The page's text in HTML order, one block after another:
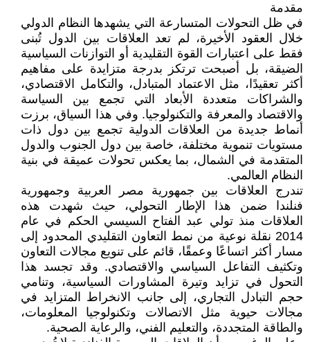
مقدمة
في ظل التحولات المتسارعة التي يشهدها النظام الدولي
خلال العقود الأخيرة، لم تعد العلاقات بين الدول تُبنى
فقط على اعتبارات القوة التقليدية أو التوازنات السياسية
الضيقة، بل أصبحت ترتكز بدرجة متزايدة على مفاهيم
أكثر تعقيدًا، مثل الاعتماد المتبادل، والتكامل الاقتصادي،
والشراكات متعددة الأبعاد التي تجمع بين السياسة
والاقتصاد والمعرفة والتكنولوجيا. وفي هذا السياق، برزت
أنماط جديدة من العلاقات الدولية تجمع بين دول ذات
مستويات تنموية مختلفة، خاصة بين دول الجنوب والدول
المتقدمة في الشمال، بما يعكس تحولات عميقة في بنية
النظام العالمي.
تندرج العلاقات بين جمهورية مصر العربية وجمهورية
فنلندا ضمن هذا الإطار التحولي، حيث شهدت هذه
العلاقات منذ تولي عبد الفتاح السيسي الحكم في عام
2014 نقلة نوعية من نمط التعاون التقليدي المحدود إلى
مسار أكثر اتساعًا وعمقًا، قائم على تنويع مجالات التعاون
وتكثيف التفاعل السياسي والاقتصادي. وقد تجسد هذا
التحول في تزايد وتيرة المشاورات السياسية، وتنامي
حجم التبادل التجاري، إلى جانب الانخراط المتزايد في
مجالات حيوية مثل الاتصالات وتكنولوجيا المعلومات،
والطاقة المتجددة، والتعليم الفني، والرعاية الصحية.